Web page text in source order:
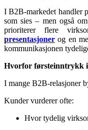
I B2B-markedet handler
som sies – men også
prioriterer flere
presentasjoner og en
kommunikasjonen
Hvorfor førsteinntrykk
I mange B2B-relasjoner
Kunder vurderer ofte:
Hvor tydelig